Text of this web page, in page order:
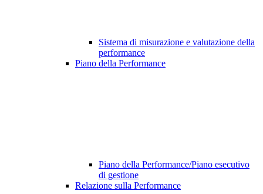
Sistema di misurazione e valutazione della
performance
Piano della Performance
Piano della Performance/Piano esecutivo
di gestione
Relazione sulla Performance